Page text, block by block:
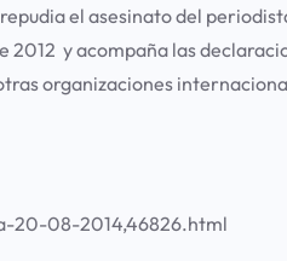
el asesinato del
y acompaña las
organizaciones
20-08-2014,46826.html